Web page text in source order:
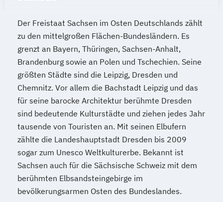
Coach/in
Rechnungswesen für das Management
Sales & Management
Sanierungs und & Insolvenzmanagement
Service Leadership Certificate - Lufthansa
Social-Media- und E-Marketing-Manager/in
Soziale Arbeit Sozialmanagement
Spanisch - Diploma de Español (Nivel
Intermedio)
Strategische Unternehmensplanung &
Financial Modeling
Strategisches
Der Freistaat Sachsen im Osten Deutschlands zählt
zu den mittelgroßen Flächen-Bundesländern. Es
grenzt an Bayern, Thüringen, Sachsen-Anhalt,
Brandenburg sowie an Polen und Tschechien. Seine
größten Städte sind die Leipzig, Dresden und
Chemnitz. Vor allem die Bachstadt Leipzig und das
für seine barocke Architektur berühmte Dresden
sind bedeutende Kulturstädte und ziehen jedes Jahr
tausende von Touristen an. Mit seinen Elbufern
zählte die Landeshauptstadt Dresden bis 2009
sogar zum Unesco Weltkulturerbe. Bekannt ist
Sachsen auch für die Sächsische Schweiz mit dem
berühmten Elbsandsteingebirge im
bevölkerungsarmen Osten des Bundeslandes.